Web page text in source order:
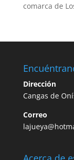
comarca de
Dirección
Cangas de
Correo